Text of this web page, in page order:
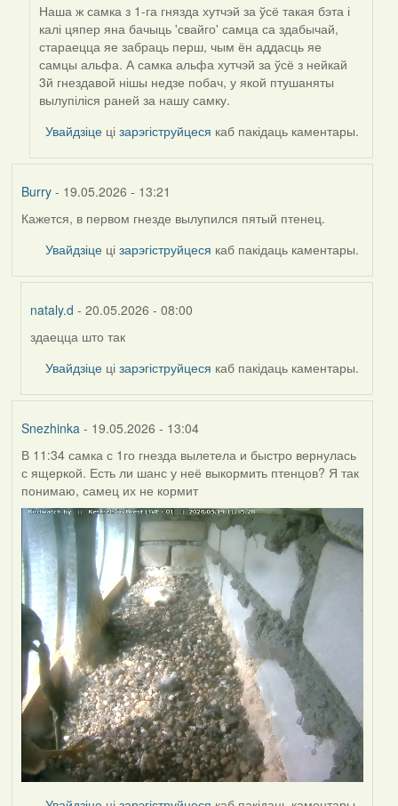
Наша ж самка з 1-га гнязда хутчэй за ўсё такая бэта і
калі цяпер яна бачыць 'свайго' самца са здабычай,
стараецца яе забраць перш, чым ён аддасць яе
самцы альфа. А самка альфа хутчэй за ўсё з нейкай
3й гнездавой нішы недзе побач, у якой птушаняты
вылупіліся раней за нашу самку.
Увайдзіце цізарэгіструйцеся каб пакідаць каментары.
Burry- 19.05.2026 - 13:21
Кажется, в первом гнезде вылупился пятый птенец.
Увайдзіце цізарэгіструйцеся каб пакідаць каментары.
nataly.d - 20.05.2026 - 08:00
In
reply
by
здаецца што так
Увайдзіце цізарэгіструйцеся каб пакідаць каментары.
Snezhinka - 19.05.2026 - 13:04
В 11:34 самка с 1го гнезда вылетела и быстро вернулась
с ящеркой. Есть ли шанс у неё выкормить птенцов? Я так
понимаю, самец их не кормит